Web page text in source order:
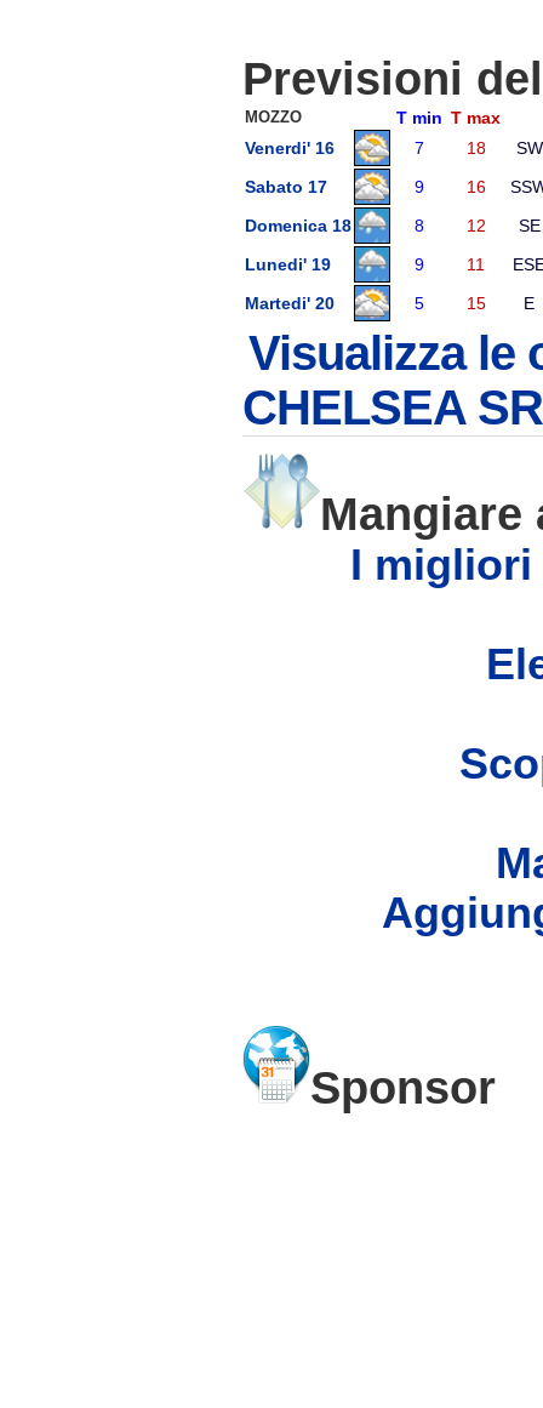
Previsioni
MOZZO T min T max
Venerdi' 16
7 18
SW
Sabato 17
9 16
Domenica 18
8 12
SE
Lunedi' 19
9 11
Martedi' 20
5 15 E
Visualizza le
CHELSEA
Mangiare
I
Sponsor